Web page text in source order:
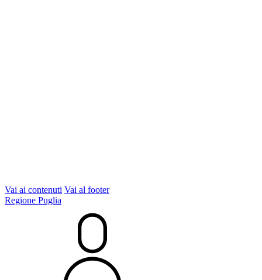
Vai ai contenuti Vai al footer
Regione Puglia